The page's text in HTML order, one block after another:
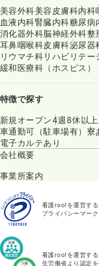
美容外科美容皮膚科内科
血液内科腎臓内科糖尿病
消化器外科脳神経外科整
耳鼻咽喉科皮膚科泌尿器
リウマチ科リハビリテー
緩和医療科（ホスピス）
特徴で探す
新規オープン4週8休以上
車通勤可（駐車場有） 寮
電子カルテあり
会社概要
事業所案内
看護roo!を運営す
プライバシーマー
看護roo!を運営す
生労働省より認定を